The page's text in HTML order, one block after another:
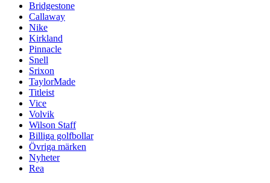
Bridgestone
Callaway
Nike
Kirkland
Pinnacle
Snell
Srixon
TaylorMade
Titleist
Vice
Volvik
Wilson Staff
Billiga golfbollar
Övriga märken
Nyheter
Rea